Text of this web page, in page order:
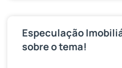
Especulação
sobre o tema!